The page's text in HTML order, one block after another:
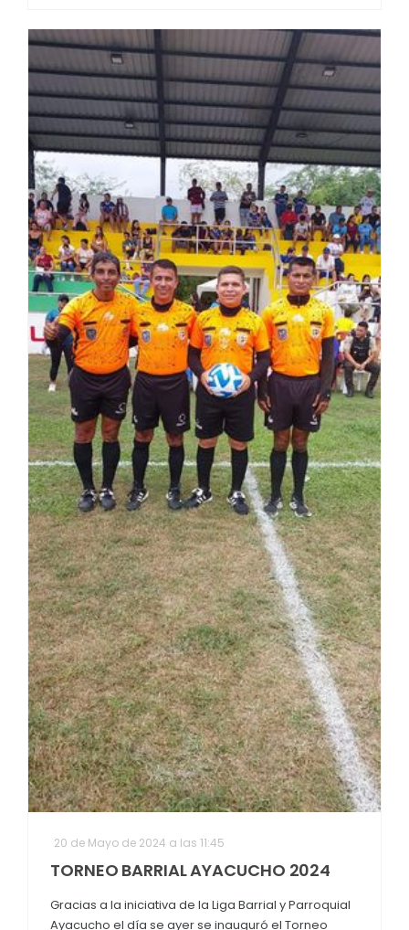
20 de Mayo de 2024 a las 11:45
TORNEO BARRIAL AYACUCHO 2024
Gracias a la iniciativa de la Liga Barrial y Parroquial
Ayacucho el día se ayer se inauguró el Torneo